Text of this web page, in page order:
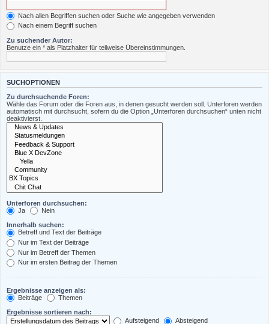
Nach allen Begriffen suchen oder Suche wie angegeben verwenden
Nach einem Begriff suchen
Zu suchender Autor:
Benutze ein * als Platzhalter für teilweise Übereinstimmungen.
SUCHOPTIONEN
Zu durchsuchende Foren:
Wähle das Forum oder die Foren aus, in denen gesucht werden soll. Unterforen werden
automatisch mit durchsucht, sofern du die Option „Unterforen durchsuchen“ unten nicht
deaktivierst.
Unterforen durchsuchen:
Ja
Nein
Innerhalb suchen:
Betreff und Text der Beiträge
Nur im Text der Beiträge
Nur im Betreff der Themen
Nur im ersten Beitrag der Themen
Ergebnisse anzeigen als:
Beiträge
Themen
Ergebnisse sortieren nach:
Aufsteigend
Absteigend